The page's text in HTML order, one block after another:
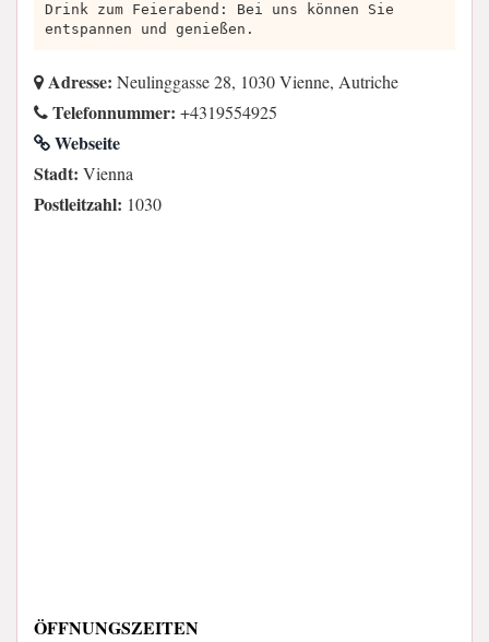
Drink zum Feierabend: Bei uns können Sie
entspannen und genießen.
Adresse: Neulinggasse 28, 1030 Vienne, Autriche
Telefonnummer: +4319554925
Webseite
Stadt: Vienna
Postleitzahl: 1030
ÖFFNUNGSZEITEN